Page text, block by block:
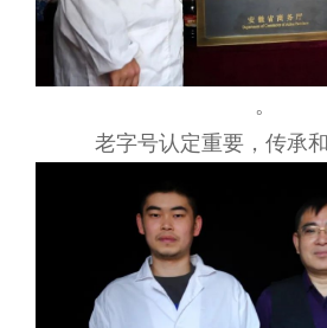
。
老字号认定重要，传承